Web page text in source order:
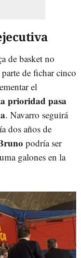
de basket no
de fichar cinco
el
prioridad pasa
. Navarro seguirá
dos años de
podría ser
galones en la